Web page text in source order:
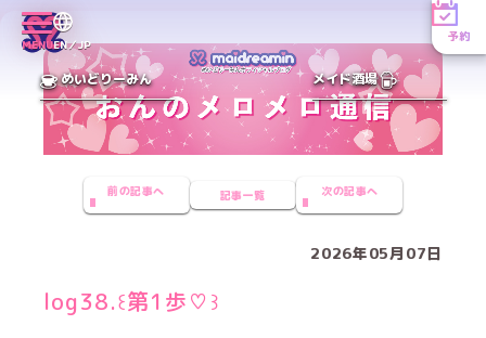
MENUEN／JP
予約
めいどりーみん メイド酒場
前の記事へ 記事一覧 次の記事へ
2026年05月07日
log38.꒰第1歩♡꒱